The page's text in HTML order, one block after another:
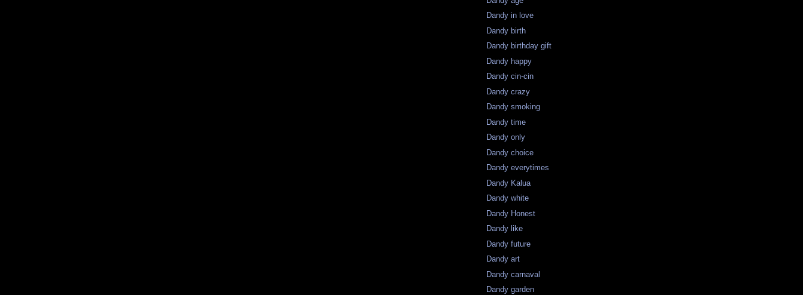
Dandy in love
Dandy birth
Dandy birthday gift
Dandy happy
Dandy cin-cin
Dandy crazy
Dandy smoking
Dandy time
Dandy only
Dandy choice
Dandy everytimes
Dandy Kalua
Dandy white
Dandy Honest
Dandy like
Dandy future
Dandy art
Dandy carnaval
Dandy garden